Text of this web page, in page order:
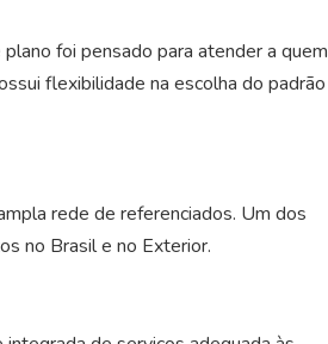
foi pensado para atender a quem
flexibilidade na escolha do padrão
rede de referenciados. Um dos
no Brasil e no Exterior.